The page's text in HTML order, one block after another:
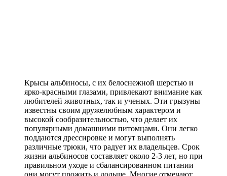
Крысы альбиносы, с их белоснежной шерстью и
ярко-красными глазами, привлекают внимание как
любителей животных, так и ученых. Эти грызуны
известны своим дружелюбным характером и
высокой сообразительностью, что делает их
популярными домашними питомцами. Они легко
поддаются дрессировке и могут выполнять
различные трюки, что радует их владельцев. Срок
жизни альбиносов составляет около 2-3 лет, но при
правильном уходе и сбалансированном питании
они могут прожить и дольше. Многие отмечают,